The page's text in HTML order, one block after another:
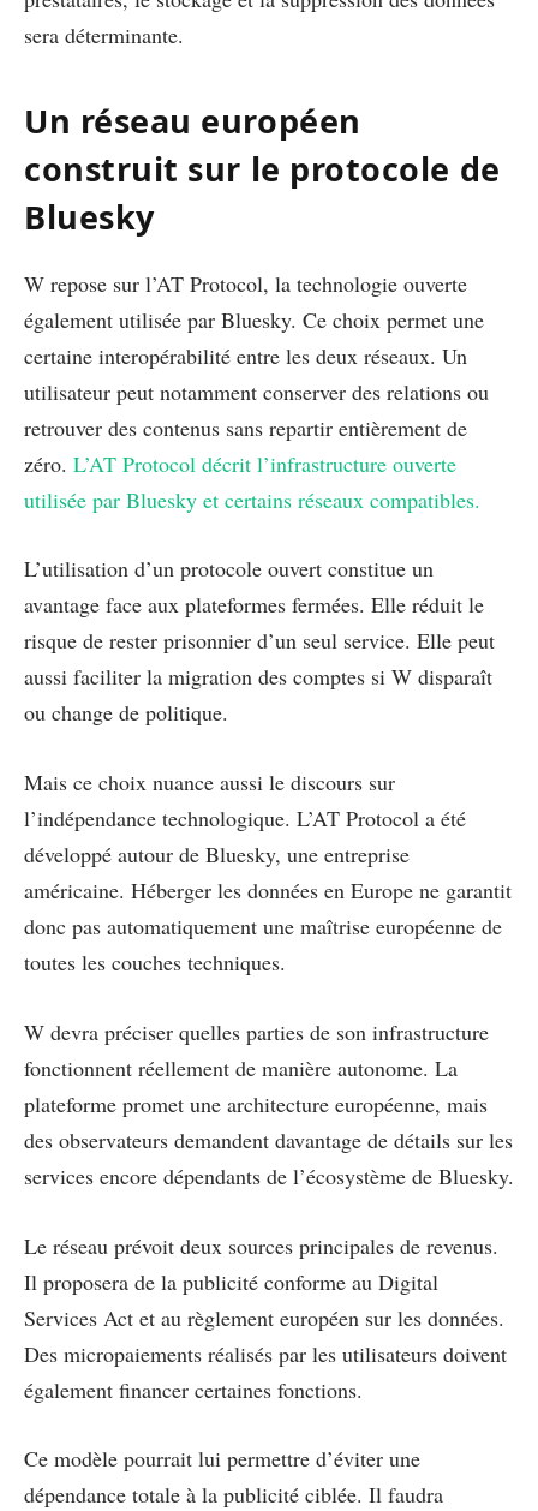
sera déterminante.
Un réseau européen
construit sur le protocole de
Bluesky
W repose sur l’AT Protocol, la technologie ouverte
également utilisée par Bluesky. Ce choix permet une
certaine interopérabilité entre les deux réseaux. Un
utilisateur peut notamment conserver des relations ou
retrouver des contenus sans repartir entièrement de
zéro. L’AT Protocol décrit l’infrastructure ouverte
utilisée par Bluesky et certains réseaux compatibles.
L’utilisation d’un protocole ouvert constitue un
avantage face aux plateformes fermées. Elle réduit le
risque de rester prisonnier d’un seul service. Elle peut
aussi faciliter la migration des comptes si W disparaît
ou change de politique.
Mais ce choix nuance aussi le discours sur
l’indépendance technologique. L’AT Protocol a été
développé autour de Bluesky, une entreprise
américaine. Héberger les données en Europe ne garantit
donc pas automatiquement une maîtrise européenne de
toutes les couches techniques.
W devra préciser quelles parties de son infrastructure
fonctionnent réellement de manière autonome. La
plateforme promet une architecture européenne, mais
des observateurs demandent davantage de détails sur les
services encore dépendants de l’écosystème de Bluesky.
Le réseau prévoit deux sources principales de revenus.
Il proposera de la publicité conforme au Digital
Services Act et au règlement européen sur les données.
Des micropaiements réalisés par les utilisateurs doivent
également financer certaines fonctions.
Ce modèle pourrait lui permettre d’éviter une
dépendance totale à la publicité ciblée. Il faudra